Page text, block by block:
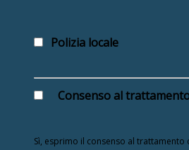
Polizia locale
Consenso al
Sì, esprimo il consenso al